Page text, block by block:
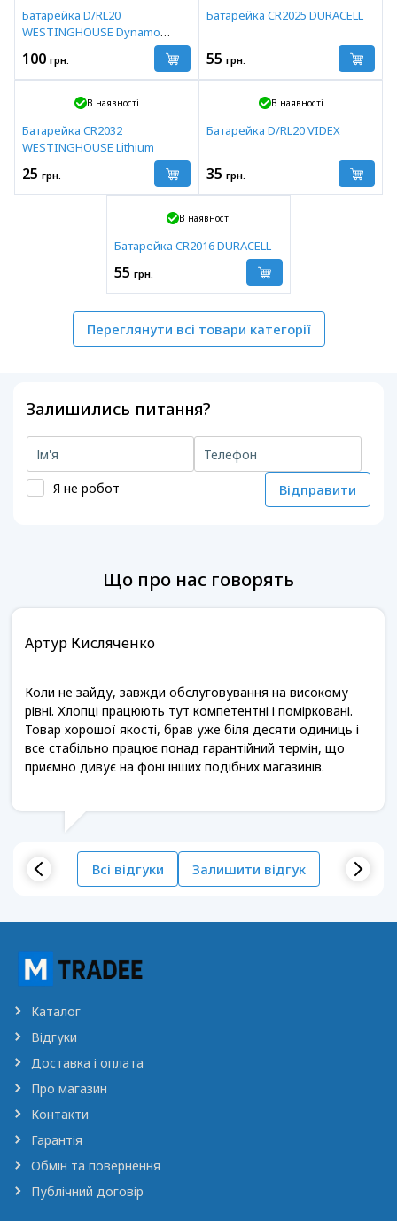
Батарейка D/RL20
WESTINGHOUSE Dynamo
100 грн.
Батарейка CR2025 DURACELL
55 грн.
В наявності
Батарейка CR2032
WESTINGHOUSE Lithium
25 грн.
В наявності
Батарейка D/RL20 VIDEX
35 грн.
В наявності
Батарейка CR2016 DURACELL
55 грн.
Переглянути всі товари категорії
Залишились питання?
Я не робот Відправити
Що про нас говорять
Артур Кисляченко
Коли не зайду, завжди обслуговування на високому
рівні. Хлопці працюють тут компетентні і помірковані.
Товар хорошої якості, брав уже біля десяти одиниць і
все стабільно працює понад гарантійний термін, що
приємно дивує на фоні інших подібних магазинів.
Всі відгуки Залишити відгук
Каталог
Відгуки
Доставка і оплата
Про магазин
Контакти
Гарантія
Обмін та повернення
Публічний договір